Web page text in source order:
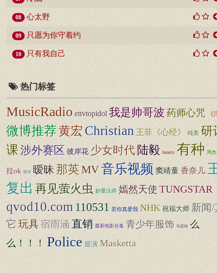
08 心太野
09 只愿为你守着约
10 只有我自己
热门标签
MusicRadio ettvtopidol 我是帅哥波药师心咒
微博推荐黄宏Christian 王菲《心经》 纯美 研
课涉外赛区 彼岸花 少女时代 陆毅 beauty 有种 周
拉ok 微博 暧昧 那英MV音乐视频 窦靖童 香奈儿
复出 再见萤火虫 妙量法师 嫣然天使 TUNGSTAR
qvod10.com 110531 若你真爱我 NHK 祝福大师 新闻/
它 玩具宿雨涵 直销 最新电影合集 青少年服饰 马思纯 么
么！！！ Police 巡演 Masketta